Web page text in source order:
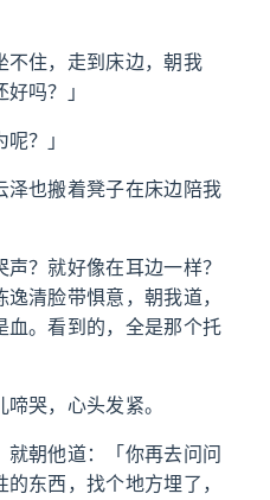
不住，走到床边，朝我
吗？」
？」
泽也搬着凳子在床边陪我
声？就好像在耳边一样？
清脸带惧意，朝我道，
血。看到的，全是那个托
哭，心头发紧。
朝他道：「你再去问问
东西，找个地方埋了，